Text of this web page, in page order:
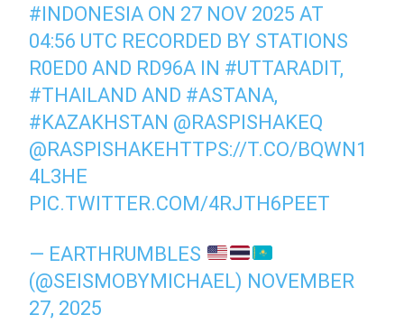
#INDONESIA ON 27 NOV 2025 AT
04:56 UTC RECORDED BY STATIONS
R0ED0 AND RD96A IN #UTTARADIT,
#THAILAND AND #ASTANA,
#KAZAKHSTAN @RASPISHAKEQ
@RASPISHAKEHTTPS://T.CO/BQWN1
4L3HE
PIC.TWITTER.COM/4RJTH6PEET
— EARTHRUMBLES
(@SEISMOBYMICHAEL) NOVEMBER
27, 2025